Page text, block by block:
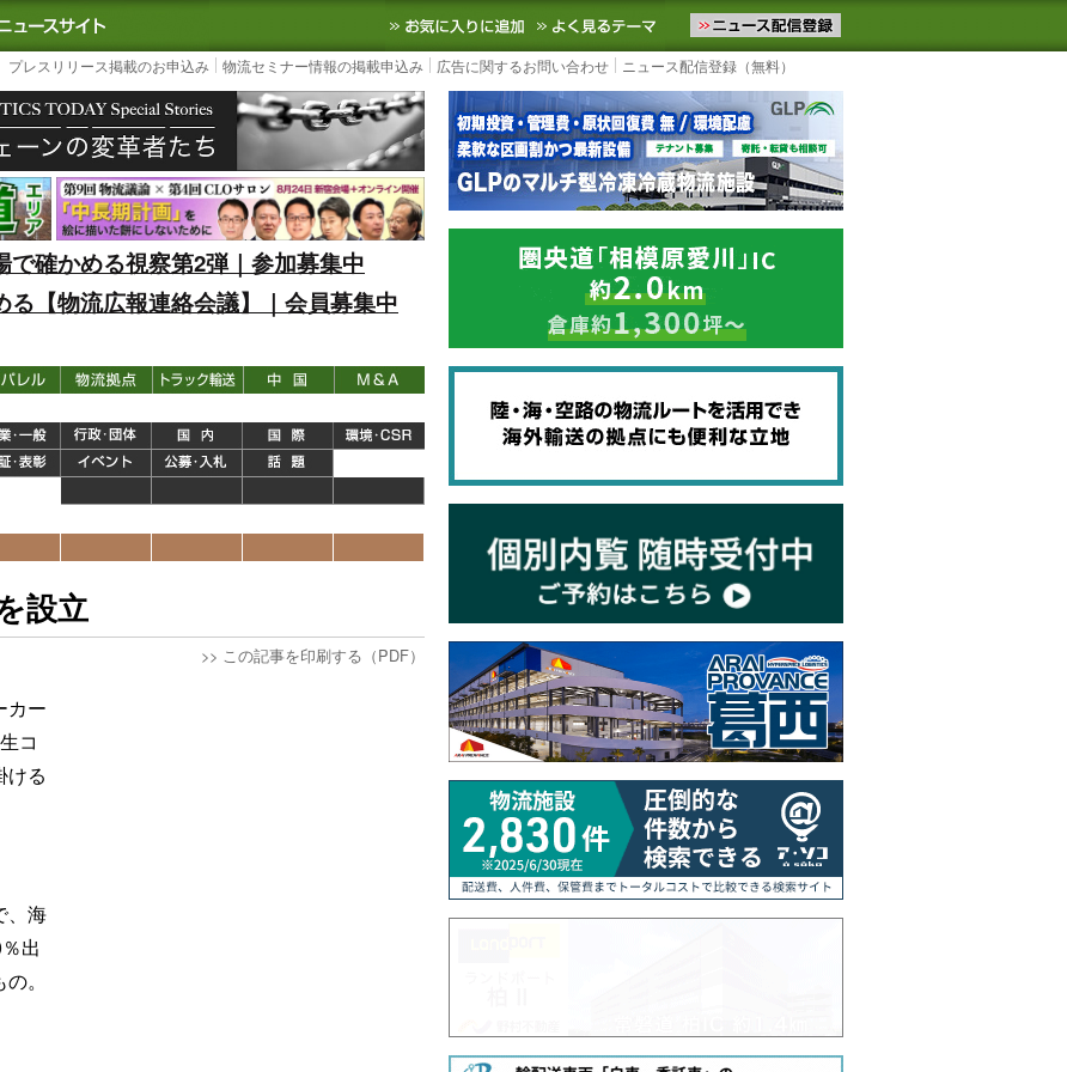
｜国内最大の物流ニュースサイト3PL, SCMなど国内外の最新の物流ニュースをお届けします。物流ニュースメール配信を登録す
お気に入りに追加 よく見るテーマ
プレスリリース掲載のお申込み 物流セミナー情報の掲載申込み 広告に関するお問い合わせ ニュース配信登録（無料）
確かめる視察第2弾｜参加募集中
【物流広報連絡会議】｜会員募集中
設立
>> この記事を印刷する（PDF）
カー
コ
ける
、海
出
。